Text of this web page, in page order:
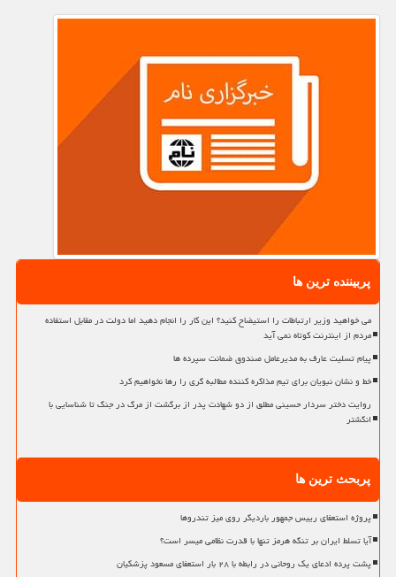
پربیننده ترین ها
می خواهید وزیر ارتباطات را استیضاح کنید؟ این کار را انجام دهید اما دولت در مقابل استفاده
مردم از اینترنت کوتاه نمی آید
پیام تسلیت عارف به مدیرعامل صندوق ضمانت سپرده ها
خط و نشان نبویان برای تیم مذاکره کننده مطالبه گری را رها نخواهیم کرد
روایت دختر سردار حسینی مطلق از دو شهادت پدر از برگشت از مرگ در جنگ تا شناسایی با
انگشتر
پربحث ترین ها
پروژه استعفای رییس جمهور باردیگر روی میز تندروها
آیا تسلط ایران بر تنگه هرمز تنها با قدرت نظامی میسر است؟
پشت پرده ادعای یک روحانی در رابطه با ۲۸ بار استعفای مسعود پزشکیان